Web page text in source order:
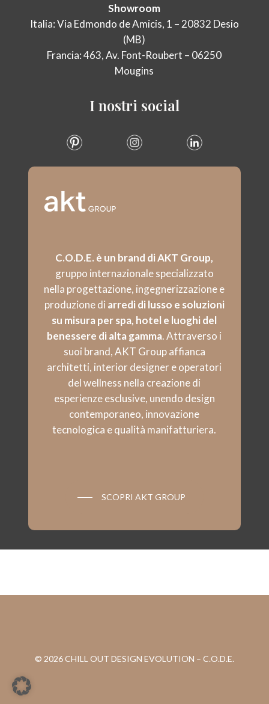
Showroom
Italia: Via Edmondo de Amicis, 1 – 20832 Desio
(MB)
Francia: 463, Av. Font-Roubert – 06250
Mougins
I nostri social
C.O.D.E. è un brand di AKT Group,
gruppo internazionale specializzato
nella progettazione, ingegnerizzazione e
produzione di arredi di lusso e soluzioni
su misura per spa, hotel e luoghi del
benessere di alta gamma. Attraverso i
suoi brand, AKT Group affianca
architetti, interior designer e operatori
del wellness nella creazione di
esperienze esclusive, unendo design
contemporaneo, innovazione
tecnologica e qualità manifatturiera.
SCOPRI AKT GROUP
© 2026 CHILL OUT DESIGN EVOLUTION – C.O.D.E.